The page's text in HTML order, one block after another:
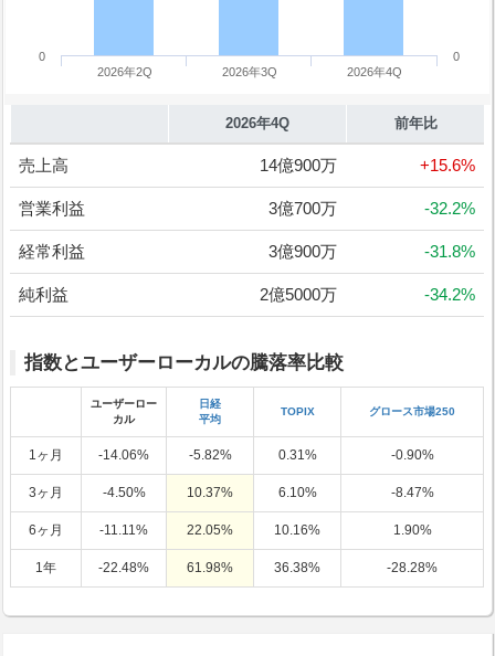
2026年2Q 2026年3Q 2026年4Q
0
0
2026年4Q 前年比
売上高 14億900万 +15.6%
営業利益 3億700万 -32.2%
経常利益 3億900万 -31.8%
純利益 2億5000万 -34.2%
指数とユーザーローカルの騰落率比較
ユーザーロー
カル
日経
平均
TOPIX グロース市場250
1ヶ月 -14.06% -5.82% 0.31% -0.90%
3ヶ月 -4.50% 10.37% 6.10% -8.47%
6ヶ月 -11.11% 22.05% 10.16% 1.90%
1年 -22.48% 61.98% 36.38% -28.28%